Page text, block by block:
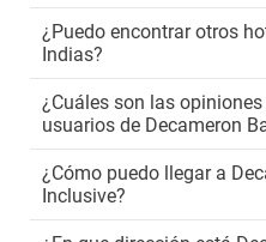
¿Puedo encontrar otros
Indias?
¿Cuáles son las
usuarios de Decameron
¿Cómo puedo llegar a
Inclusive?